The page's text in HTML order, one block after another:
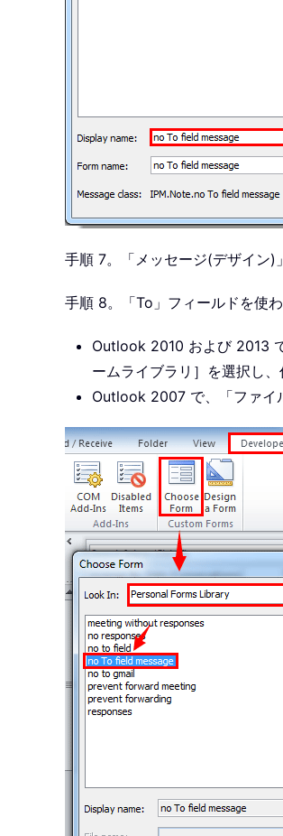
手順 7。「メッセージ(デザイン)
手順 8。「To」フィールドを使
Outlook 2010 および 2013
ームライブラリ］を選択し
Outlook 2007 で、「ファイ